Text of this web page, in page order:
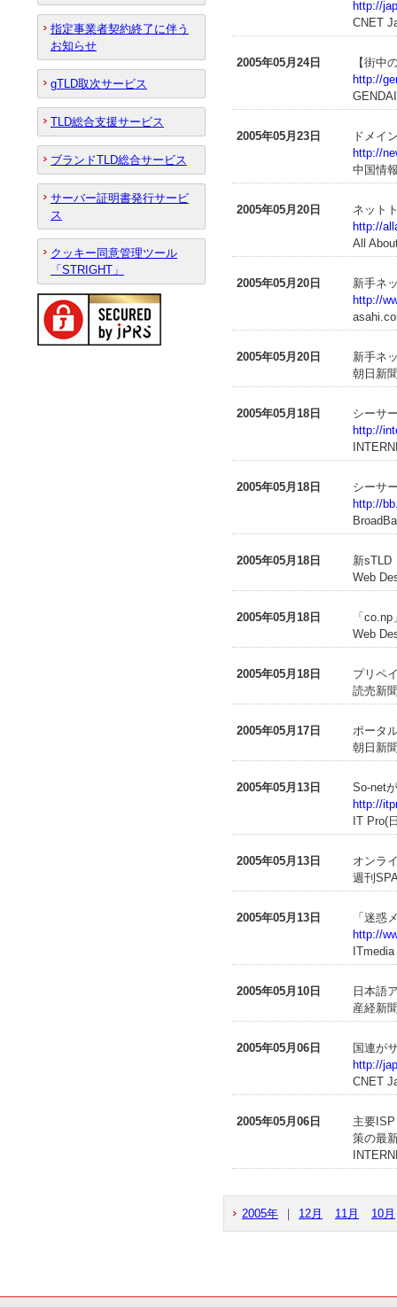
http://
CNET
2005年05月24日
【街中
http://
2005年05月23日
ドメイ
http://
中国情
2005年05月20日
ネット
http://
All
2005年05月20日
新手ネ
http://
2005年05月20日
新手ネ
朝日新
2005年05月18日
シーサ
http://
2005年05月18日
シーサ
http://
2005年05月18日
新sTLD
Web
2005年05月18日
「
Web
2005年05月18日
プリペ
読売新
2005年05月17日
ポータ
朝日新
2005年05月13日
So-net
http://
IT Pro(
2005年05月13日
オンラ
週刊
2005年05月13日
「迷惑
http://
ITmedia
2005年05月10日
日本語
産経新
2005年05月06日
国連が
http://
CNET
2005年05月06日
主要
策の最
2005年 ｜ 12月 11月 10月
指定事業者契約終了に伴う
お知らせ
gTLD取次サービス
TLD総合支援サービス
ブランドTLD総合サービス
サーバー証明書発行サービ
ス
クッキー同意管理ツール
「STRIGHT」